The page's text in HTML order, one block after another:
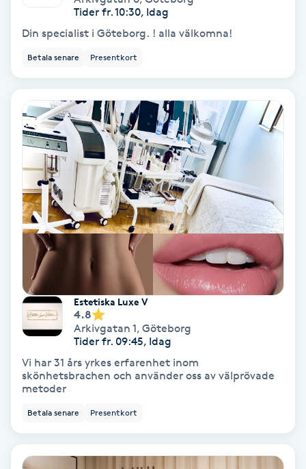
Color correction
Cryoterapi
Damklippning
Dermapen
Diamantslipning
Enzympeeling
Extensions
Extensions borttagning
Eyeliner-tatuering
Faceliftmassage
Tider fr. 10:30, Idag
Din specialist i Göteborg. ! alla välkomna!
Betala senare Presentkort
Estetiska Luxe V
4.8
Arkivgatan 1, Göteborg
Tider fr. 09:45, Idag
Vi har 31 års yrkes erfarenhet inom
skönhetsbrachen och använder oss av välprövade
metoder
Betala senare Presentkort